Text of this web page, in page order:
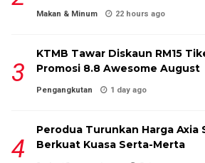
Makan & Minum 22 hours ago
KTMB Tawar Diskaun RM15
Promosi 8.8 Awesome August
Pengangkutan 1 day ago
Perodua Turunkan Harga Axia
Berkuat Kuasa Serta-Merta